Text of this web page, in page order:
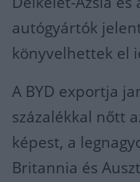
autógyártók
könyvelhettek el
A BYD exportja
százalékkal nőtt
képest, a
Britannia és